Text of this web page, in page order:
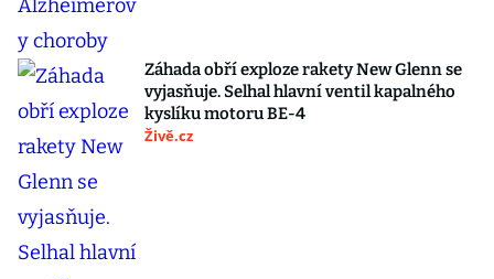
Záhada obří exploze rakety New Glenn se
vyjasňuje. Selhal hlavní ventil kapalného
kyslíku motoru BE-4
Živě.cz